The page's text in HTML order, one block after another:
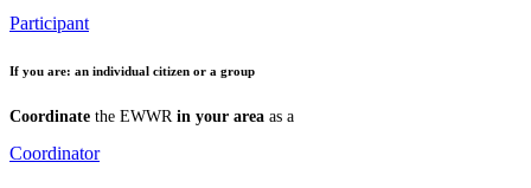
Participant
If you are: an individual citizen or a group
Coordinate the EWWR in your area as a
Coordinator